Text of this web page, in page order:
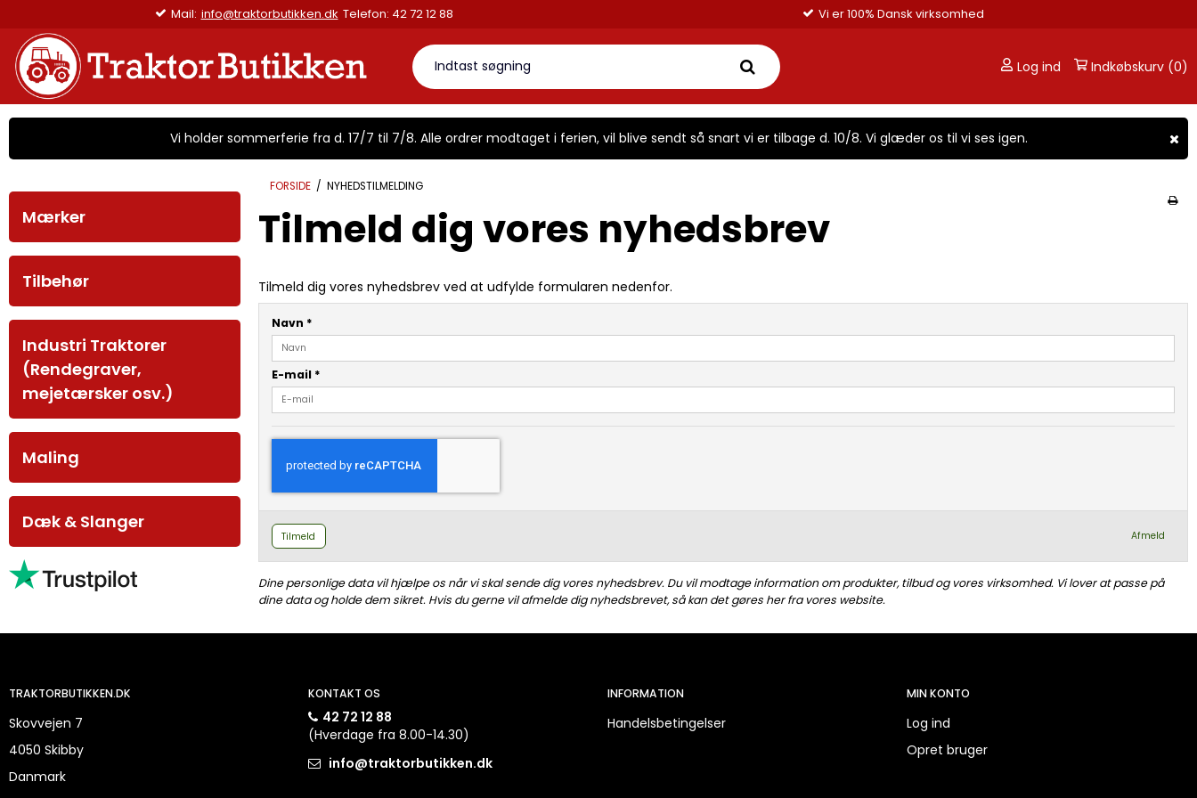
Mail: info@traktorbutikken.dk Telefon: 42 72 12 88 Vi er 100% Dansk virksomhed
Log ind Indkøbskurv (0)
Vi holder sommerferie fra d. 17/7 til 7/8. Alle ordrer modtaget i ferien, vil blive sendt så snart vi er tilbage d. 10/8. Vi glæder os til vi ses igen.
Mærker
Tilbehør
Industri Traktorer
(Rendegraver,
mejetærsker osv.)
Maling
Dæk & Slanger
FORSIDE / NYHEDSTILMELDING
Tilmeld dig vores nyhedsbrev
Tilmeld dig vores nyhedsbrev ved at udfylde formularen nedenfor.
Navn *
E-mail *
Tilmeld Afmeld
Dine personlige data vil hjælpe os når vi skal sende dig vores nyhedsbrev. Du vil modtage information om produkter, tilbud og vores virksomhed. Vi lover at passe på
dine data og holde dem sikret. Hvis du gerne vil afmelde dig nyhedsbrevet, så kan det gøres her fra vores website.
TRAKTORBUTIKKEN.DK
Skovvejen 7
4050 Skibby
Danmark
KONTAKT OS
42 72 12 88
(Hverdage fra 8.00-14.30)
info@traktorbutikken.dk
INFORMATION
Handelsbetingelser
MIN KONTO
Log ind
Opret bruger